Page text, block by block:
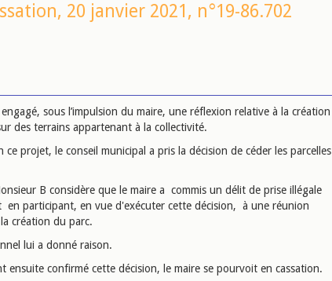
20 janvier 2021, n°19-86.702
sous l’impulsion du maire, une réflexion relative à la création
des terrains appartenant à la collectivité.
ce projet, le conseil municipal a pris la décision de céder les parcelles
B considère que le maire a commis un délit de prise illégale
en participant, en vue d'exécuter cette décision, à une réunion
création du parc.
lui a donné raison.
ensuite confirmé cette décision, le maire se pourvoit en cassation.